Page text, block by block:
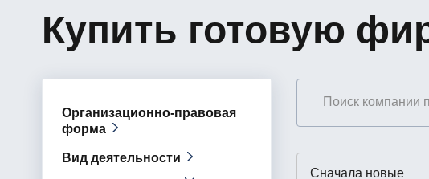
Купить готовую
Организационно-правовая
форма
Вид деятельности